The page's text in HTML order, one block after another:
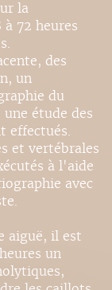
la
72 heures
des
un
du
étude des
effectués.
et vertébrales
à l'aide
avec
aiguë, il est
un